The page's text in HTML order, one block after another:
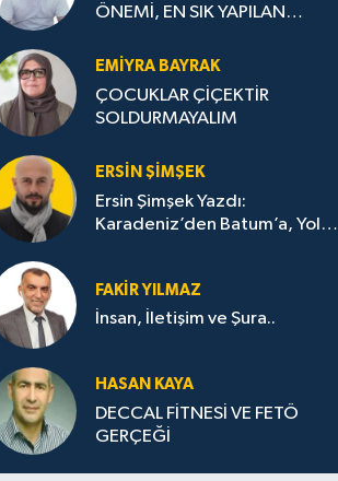
ÖNEMİ, EN SIK YAPILAN
STRATEJİLERİ
EMIYRA BAYRAK
ÇOCUKLAR ÇİÇEKTİR
SOLDURMAYALIM
ERSIN ŞIMŞEK
Ersin Şimşek Yazdı:
Karadeniz’den Batum’a, Yolun
FAKIR YILMAZ
İnsan, İletişim ve Şura..
HASAN KAYA
DECCAL FİTNESİ VE FETÖ
GERÇEĞİ